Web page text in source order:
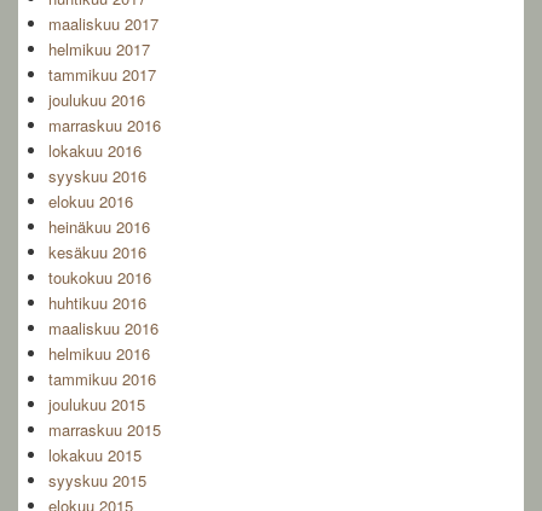
maaliskuu 2017
helmikuu 2017
tammikuu 2017
joulukuu 2016
marraskuu 2016
lokakuu 2016
syyskuu 2016
elokuu 2016
heinäkuu 2016
kesäkuu 2016
toukokuu 2016
huhtikuu 2016
maaliskuu 2016
helmikuu 2016
tammikuu 2016
joulukuu 2015
marraskuu 2015
lokakuu 2015
syyskuu 2015
elokuu 2015